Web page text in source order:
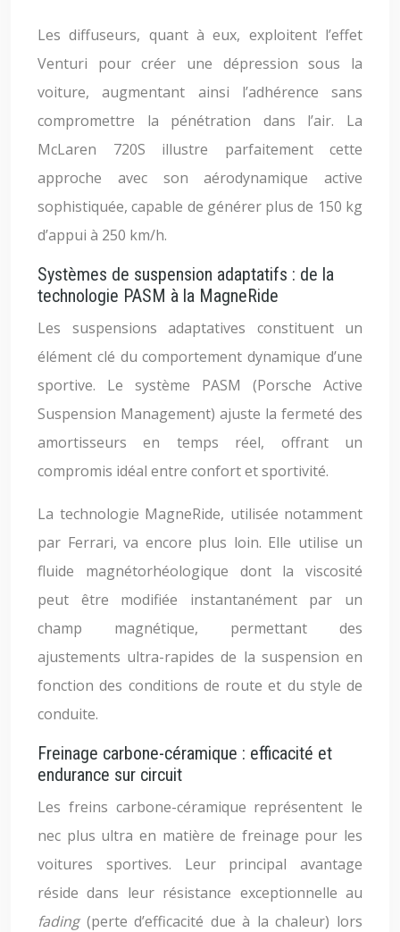
Les diffuseurs, quant à eux, exploitent l’effet
Venturi pour créer une dépression sous la
voiture, augmentant ainsi l’adhérence sans
compromettre la pénétration dans l’air. La
McLaren 720S illustre parfaitement cette
approche avec son aérodynamique active
sophistiquée, capable de générer plus de 150 kg
d’appui à 250 km/h.
Systèmes de suspension adaptatifs : de la
technologie PASM à la MagneRide
Les suspensions adaptatives constituent un
élément clé du comportement dynamique d’une
sportive. Le système PASM (Porsche Active
Suspension Management) ajuste la fermeté des
amortisseurs en temps réel, offrant un
compromis idéal entre confort et sportivité.
La technologie MagneRide, utilisée notamment
par Ferrari, va encore plus loin. Elle utilise un
fluide magnétorhéologique dont la viscosité
peut être modifiée instantanément par un
champ magnétique, permettant des
ajustements ultra-rapides de la suspension en
fonction des conditions de route et du style de
conduite.
Freinage carbone-céramique : efficacité et
endurance sur circuit
Les freins carbone-céramique représentent le
nec plus ultra en matière de freinage pour les
voitures sportives. Leur principal avantage
réside dans leur résistance exceptionnelle au
fading (perte d’efficacité due à la chaleur) lors